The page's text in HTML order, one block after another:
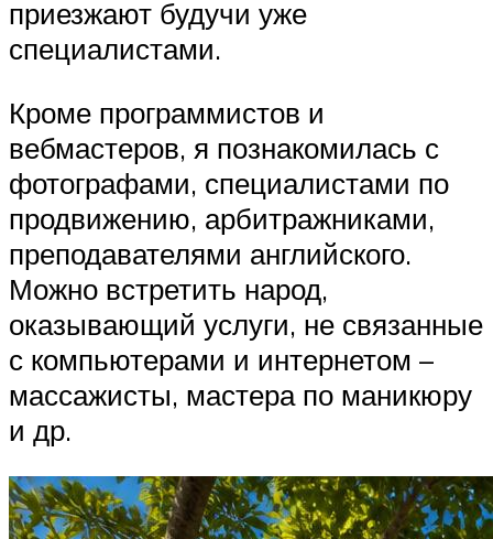
приезжают будучи уже
специалистами.
Кроме программистов и
вебмастеров, я познакомилась с
фотографами, специалистами по
продвижению, арбитражниками,
преподавателями английского.
Можно встретить народ,
оказывающий услуги, не связанные
с компьютерами и интернетом –
массажисты, мастера по маникюру
и др.